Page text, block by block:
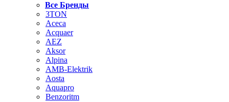
Все Бренды
3TON
Aceca
Acquaer
AEZ
Aksor
Alpina
AMB-Elektrik
Aosta
Aquapro
Benzoritm